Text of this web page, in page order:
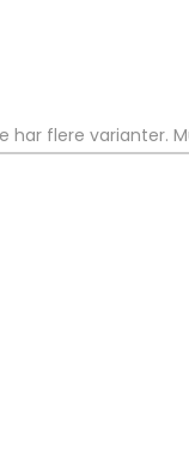
har flere varianter.